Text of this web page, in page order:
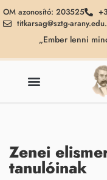
OM azonosító: 203525
titkarsag@sztg-
„Ember lenni
Zenei
tanulóinak